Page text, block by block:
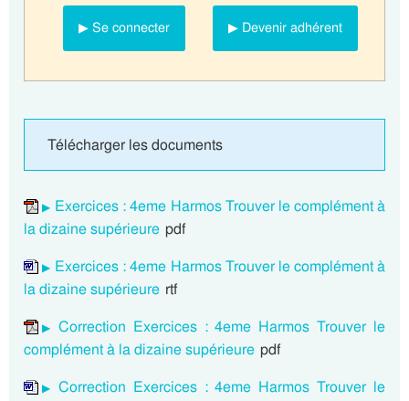
▶ Se connecter ▶ Devenir adhérent
Télécharger les documents
Exercices : 4eme Harmos Trouver le complément à
la dizaine supérieure pdf
Exercices : 4eme Harmos Trouver le complément à
la dizaine supérieure rtf
Correction Exercices : 4eme Harmos Trouver le
complément à la dizaine supérieure pdf
Correction Exercices : 4eme Harmos Trouver le